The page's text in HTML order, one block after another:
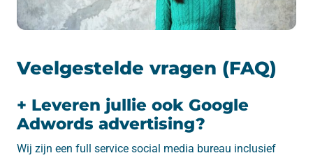
Veelgestelde vragen (FAQ)
+ Leveren jullie ook Google
Adwords advertising?
Wij zijn een full service social media bureau inclusief